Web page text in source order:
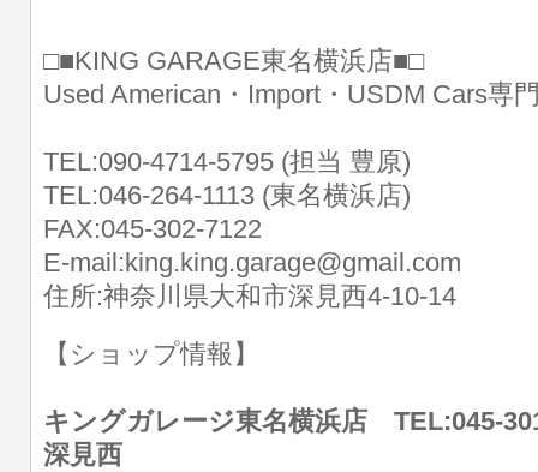
□■KING GARAGE東名横浜店■□
Used American・Import・USDM Cars専
TEL:090-4714-5795 (担当 豊原)
TEL:046-264-1113 (東名横浜店)
FAX:045-302-7122
E-mail:king.king.garage@gmail.com
住所:神奈川県大和市深見西4-10-14
【ショップ情報】
キングガレージ東名横浜店 TEL:045-
深見西